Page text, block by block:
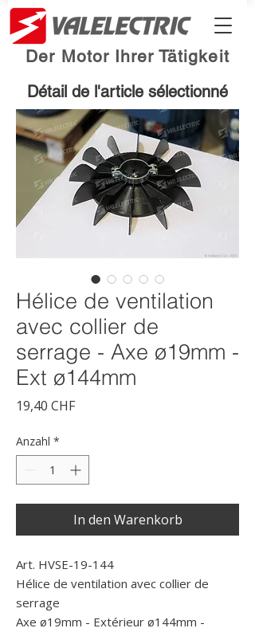
Der Motor Ihrer Tätigkeit
Détail de l'article sélectionné
Hélice de ventilation
avec collier de
serrage - Axe ø19mm -
Ext ø144mm
19,40 CHFPreis
Anzahl *
In den Warenkorb
Art. HVSE-19-144
Hélice de ventilation avec collier de
serrage
Axe ø19mm - Extérieur ø144mm -